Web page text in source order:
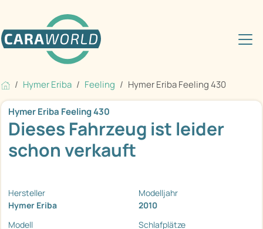
Hymer Eriba Feeling Hymer Eriba Feeling 430
Hymer Eriba Feeling 430
Dieses Fahrzeug ist leider
schon verkauft
Hersteller
Hymer Eriba
Modelljahr
2010
Modell
Schlafplätze